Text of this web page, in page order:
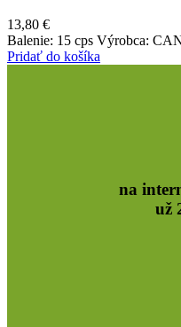
13,80 €
Balenie: 15 cps Výrobca:
Pridať do košíka
na
už